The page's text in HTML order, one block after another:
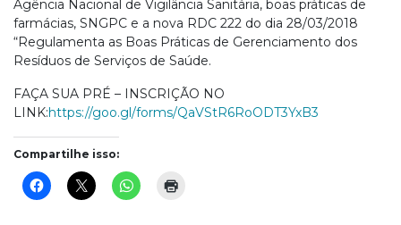
Agência Nacional de Vigilância Sanitária, boas práticas de
farmácias, SNGPC e a nova RDC 222 do dia 28/03/2018
“Regulamenta as Boas Práticas de Gerenciamento dos
Resíduos de Serviços de Saúde.
FAÇA SUA PRÉ – INSCRIÇÃO NO
LINK:https://goo.gl/forms/QaVStR6RoODT3YxB3
Compartilhe isso: